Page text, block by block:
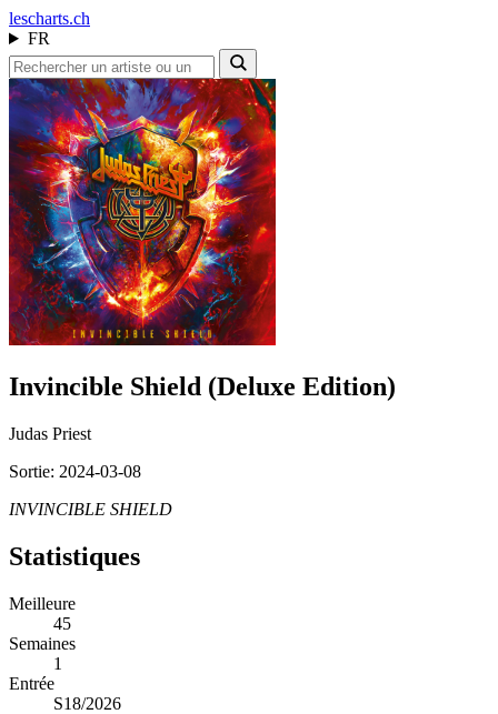
lescharts.ch
FR
Invincible Shield (Deluxe Edition)
Judas Priest
Sortie: 2024-03-08
INVINCIBLE SHIELD
Statistiques
Meilleure
45
Semaines
1
Entrée
S18/2026